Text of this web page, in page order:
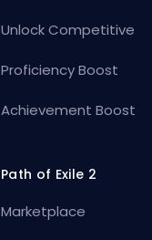
Unlock Competitive
Proficiency Boost
Achievement Boost
Path of Exile 2
Marketplace